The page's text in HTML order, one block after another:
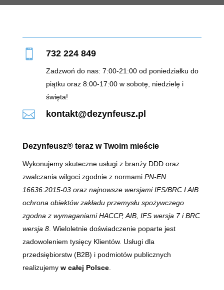
 732 224 849
Zadzwoń do nas: 7:00-21:00 od poniedziałku do
piątku oraz 8:00-17:00 w sobotę, niedzielę i
święta!
 kontakt@dezynfeusz.pl
Dezynfeusz® teraz w Twoim mieście
Wykonujemy skuteczne usługi z branży DDD oraz
zwalczania wilgoci zgodnie z normami PN-EN
16636:2015-03 oraz najnowsze wersjami IFS/BRC I AIB
ochrona obiektów zakładu przemysłu spożywczego
zgodna z wymaganiami HACCP, AIB, IFS wersja 7 i BRC
wersja 8. Wieloletnie doświadczenie poparte jest
zadowoleniem tysięcy Klientów. Usługi dla
przedsiębiorstw (B2B) i podmiotów publicznych
realizujemy w całej Polsce.